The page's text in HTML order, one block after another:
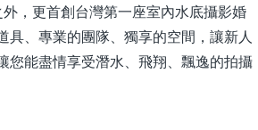
，更首創台灣第一座室內水底攝影婚
、專業的團隊、獨享的空間，讓新人
您能盡情享受潛水、飛翔、飄逸的拍攝